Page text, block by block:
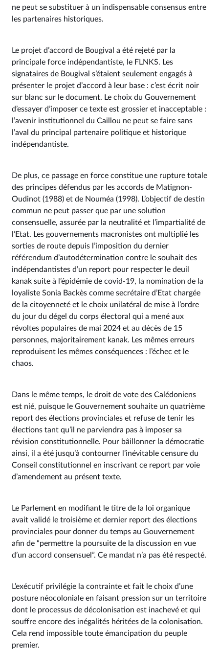
ne peut se substituer à un indispensable consensus entre
les partenaires historiques.
Le projet d’accord de Bougival a été rejeté par la
principale force indépendantiste, le FLNKS. Les
signataires de Bougival s’étaient seulement engagés à
présenter le projet d’accord à leur base : c’est écrit noir
sur blanc sur le document. Le choix du Gouvernement
d’essayer d’imposer ce texte est grossier et inacceptable :
l’avenir institutionnel du Caillou ne peut se faire sans
l’aval du principal partenaire politique et historique
indépendantiste.
De plus, ce passage en force constitue une rupture totale
des principes défendus par les accords de Matignon-
Oudinot (1988) et de Nouméa (1998). L’objectif de destin
commun ne peut passer que par une solution
consensuelle, assurée par la neutralité et l’impartialité de
l’Etat. Les gouvernements macronistes ont multiplié les
sorties de route depuis l’imposition du dernier
référendum d’autodétermination contre le souhait des
indépendantistes d’un report pour respecter le deuil
kanak suite à l’épidémie de covid-19, la nomination de la
loyaliste Sonia Backès comme secrétaire d’Etat chargée
de la citoyenneté et le choix unilatéral de mise à l’ordre
du jour du dégel du corps électoral qui a mené aux
révoltes populaires de mai 2024 et au décès de 15
personnes, majoritairement kanak. Les mêmes erreurs
reproduisent les mêmes conséquences : l’échec et le
chaos.
Dans le même temps, le droit de vote des Calédoniens
est nié, puisque le Gouvernement souhaite un quatrième
report des élections provinciales et refuse de tenir les
élections tant qu’il ne parviendra pas à imposer sa
révision constitutionnelle. Pour bâillonner la démocratie
ainsi, il a été jusqu’à contourner l’inévitable censure du
Conseil constitutionnel en inscrivant ce report par voie
d’amendement au présent texte.
Le Parlement en modifiant le titre de la loi organique
avait validé le troisième et dernier report des élections
provinciales pour donner du temps au Gouvernement
afin de “permettre la poursuite de la discussion en vue
d’un accord consensuel”. Ce mandat n’a pas été respecté.
L’exécutif privilégie la contrainte et fait le choix d’une
posture néocoloniale en faisant pression sur un territoire
dont le processus de décolonisation est inachevé et qui
souffre encore des inégalités héritées de la colonisation.
Cela rend impossible toute émancipation du peuple
premier.